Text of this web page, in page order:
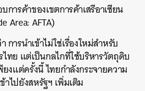
ารค้าของเขตการค้าเสรีอาเซียน
Area: AFTA)
การนำเข้าไม่ใช่เรื่องใหม่สำหรับ
ทย แต่เป็นกลไกที่ใช้บริหารวัตถุดิบ
ยงแต่ครั้งนี้ ไทยกำลังกระจายความ
าไปยังสหรัฐฯ เพิ่มเติม